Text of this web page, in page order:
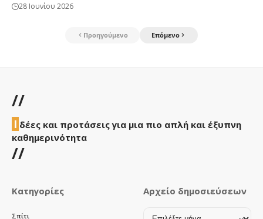
28 Ιουνίου 2026
Προηγούμενο Επόμενο
//
Ι δέες και προτάσεις για μια πιο απλή και έξυπνη
καθημερινότητα
//
Κατηγορίες
Σπίτι
Αρχείο δημοσιεύσεων
Αρχείο